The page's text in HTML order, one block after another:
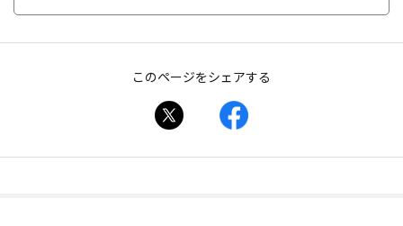
このページをシェアする